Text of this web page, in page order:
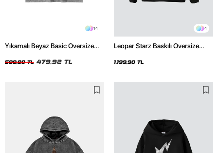
14
Yıkamalı Beyaz Basic Oversize
599,90 TL 479,92 TL
4
Leopar Starz Baskılı Oversize
1.199,90 TL